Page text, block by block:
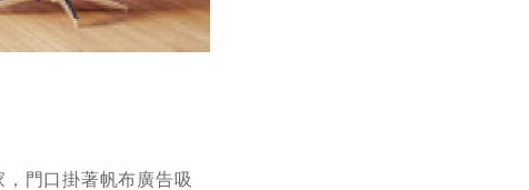
門口掛著帆布廣告吸